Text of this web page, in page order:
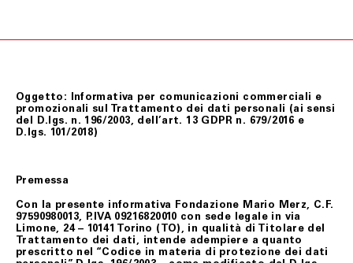
Oggetto: Informativa per comunicazioni commerciali e
promozionali sul Trattamento dei dati personali (ai sensi
del D.lgs. n. 196/2003, dell’art. 13 GDPR n. 679/2016 e
D.lgs. 101/2018)
Premessa
Con la presente informativa Fondazione Mario Merz, C.F.
97590980013, P.IVA 09216820010 con sede legale in via
Limone, 24 – 10141 Torino (TO), in qualità di Titolare del
Trattamento dei dati, intende adempiere a quanto
prescritto nel “Codice in materia di protezione dei dati